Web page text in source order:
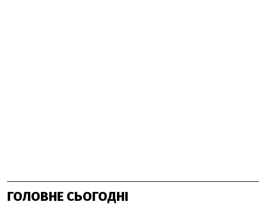
ГОЛОВНЕ СЬОГОДНІ